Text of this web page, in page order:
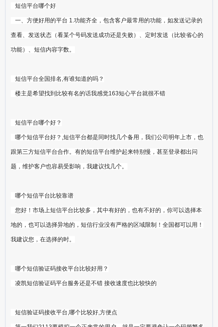
短信平台哪个好
一、方便好用的平台 1.功能齐全，包含客户最常用的功能，如发送记录的
查看、发送状态（看某个号码发送成功还是失败）、定时发送（比较省心的
功能）、短信内容字数。
短信平台全国排名,有谁知道的吗？
楼主是希望找到比较有名的话我感觉163短心平台就很不错
短信平台哪个好？
哪个短信平台好？,短信平台都是同时找几个备用，我们公司明年上市，也
跟第三方短信平台合作。有的短信平台维护起来特别慢，甚至登录都出问
题，维护客户也容易受影响，我建议找几个。
哪个短信平台比较靠谱
您好！市场上短信平台比较多，其中有好的，也有不好的，你可以选择本
地的，也可以选择异地的，短信行业没有严格的区域限制！全国都可以用！
我建议您，在选择的时。
哪个短信验证码接收平台比较好用？
凌凯短信验证码平台服务还是不错 接收速度也比较快的
短信验证码接收平台,哪个比较好,方便点